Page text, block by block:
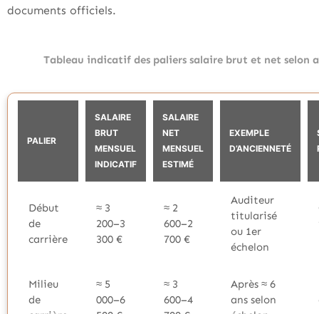
documents officiels.
Tableau indicatif des paliers salaire brut et net selon
PALIER
SALAIRE
BRUT
MENSUEL
INDICATIF
SALAIRE
NET
MENSUEL
ESTIMÉ
EXEMPLE
D’ANCIENNETÉ
Début
de
carrière
≈ 3
200–3
300 €
≈ 2
600–2
700 €
Auditeur
titularisé
ou 1er
échelon
Milieu
de
≈ 5
000–6
≈ 3
600–4
Après ≈ 6
ans selon